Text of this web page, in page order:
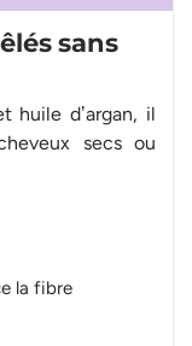
sans
huile dʼargan, il
secs ou
la fibre